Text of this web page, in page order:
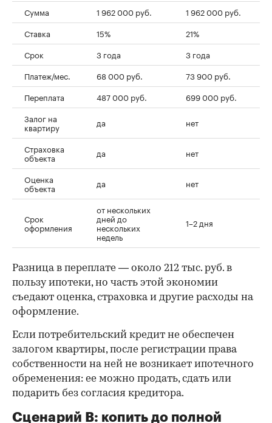
Сумма 1 962 000 руб.
1 962 000 руб.
Ставка
15%
21%
Срок
3 года
3 года
Платеж/мес.
68 000 руб.
73 900 руб.
Переплата
487 000 руб.
699 000 руб.
Залог на
квартиру да нет
Страховка
объекта да нет
Оценка
объекта да нет
Срок
оформления
от нескольких
дней до
нескольких
недель
1–2 дня
Разница в переплате — около 212 тыс. руб. в
пользу ипотеки, но часть этой экономии
съедают оценка, страховка и другие расходы на
оформление.
Если потребительский кредит не обеспечен
залогом квартиры, после регистрации права
собственности на ней не возникает ипотечного
обременения: ее можно продать, сдать или
подарить без согласия кредитора.
Сценарий В: копить до полной